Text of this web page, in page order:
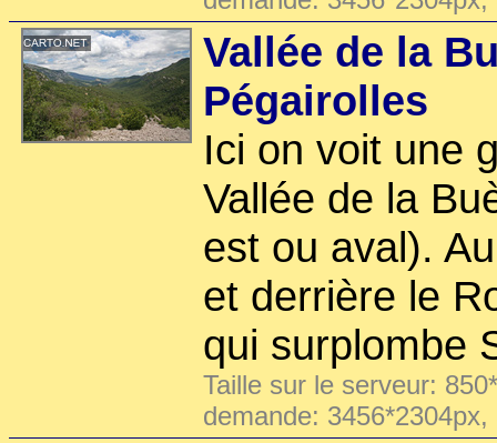
Vallée de la
Pégairolles
Ici on voit une
Vallée de la
est ou aval).
et derrière le
qui surplombe
Taille sur le serveur:
demande: